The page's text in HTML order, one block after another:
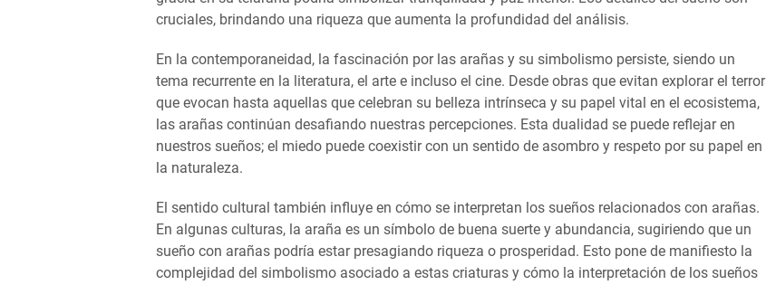
cruciales, brindando una riqueza que aumenta la profundidad del análisis.
En la contemporaneidad, la fascinación por las arañas y su simbolismo persiste, siendo un
tema recurrente en la literatura, el arte e incluso el cine. Desde obras que evitan explorar el terror
que evocan hasta aquellas que celebran su belleza intrínseca y su papel vital en el ecosistema,
las arañas continúan desafiando nuestras percepciones. Esta dualidad se puede reflejar en
nuestros sueños; el miedo puede coexistir con un sentido de asombro y respeto por su papel en
la naturaleza.
El sentido cultural también influye en cómo se interpretan los sueños relacionados con arañas.
En algunas culturas, la araña es un símbolo de buena suerte y abundancia, sugiriendo que un
sueño con arañas podría estar presagiando riqueza o prosperidad. Esto pone de manifiesto la
complejidad del simbolismo asociado a estas criaturas y cómo la interpretación de los sueños